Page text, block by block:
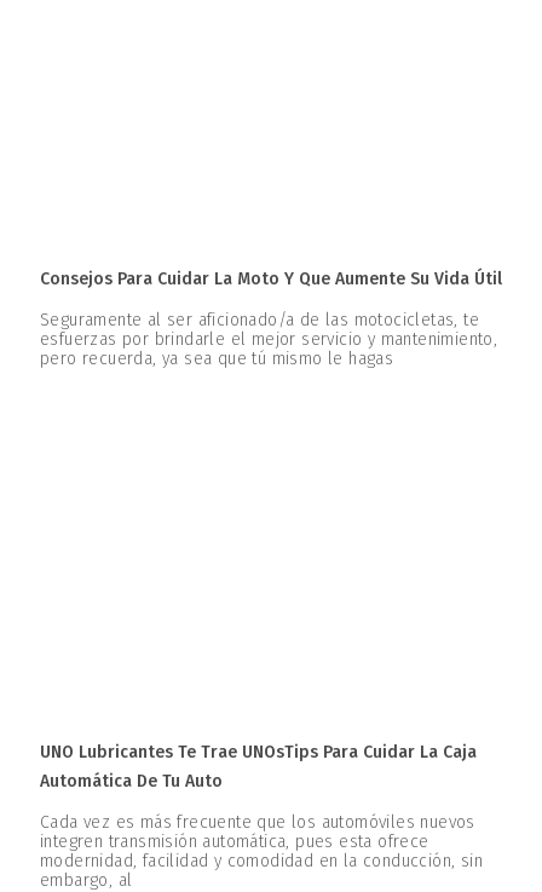
Consejos Para Cuidar La Moto Y Que Aumente Su Vida Útil
Seguramente al ser aficionado/a de las motocicletas, te
esfuerzas por brindarle el mejor servicio y mantenimiento,
pero recuerda, ya sea que tú mismo le hagas
UNO Lubricantes Te Trae UNOsTips Para Cuidar La Caja
Automática De Tu Auto
Cada vez es más frecuente que los automóviles nuevos
integren transmisión automática, pues esta ofrece
modernidad, facilidad y comodidad en la conducción, sin
embargo, al